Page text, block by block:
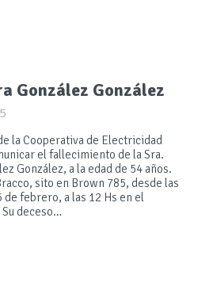
González González
la Cooperativa de Electricidad
el fallecimiento de la Sra.
González, a la edad de 54 años.
sito en Brown 785, desde las
de febrero, a las 12 Hs en el
deceso…